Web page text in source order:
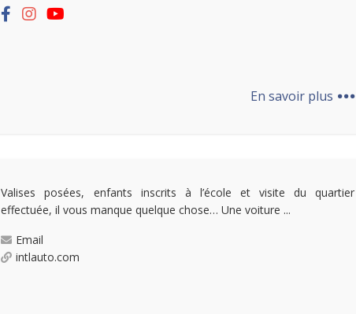
En savoir plus ...
Valises posées, enfants inscrits à l’école et visite du quartier
effectuée, il vous manque quelque chose… Une voiture ...
Email
intlauto.com